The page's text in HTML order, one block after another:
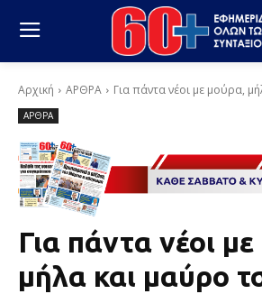
Αρχική ΑΡΘΡΑ Για πάντα νέοι με μούρα,
ΑΡΘΡΑ
Για πάντα νέοι
μήλα και μαύρο